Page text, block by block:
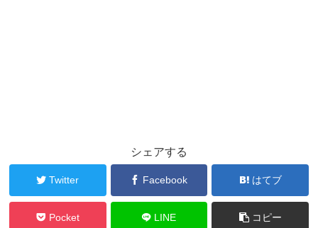
シェアする
Twitter Facebook はてブ
Pocket LINE コピー